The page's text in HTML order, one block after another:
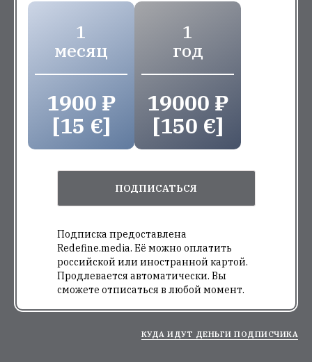
1
месяц
1900 ₽
[15 €]
1
год
19000 ₽
[150 €]
ПОДПИСАТЬСЯ
Подписка предоставлена
Redefine.media. Её можно оплатить
российской или иностранной картой.
Продлевается автоматически. Вы
сможете отписаться в любой момент.
КУДА ИДУТ ДЕНЬГИ ПОДПИСЧИКА